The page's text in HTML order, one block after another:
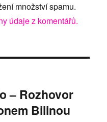
množství spamu.
údaje z komentářů.
– Rozhovor
Bilinou